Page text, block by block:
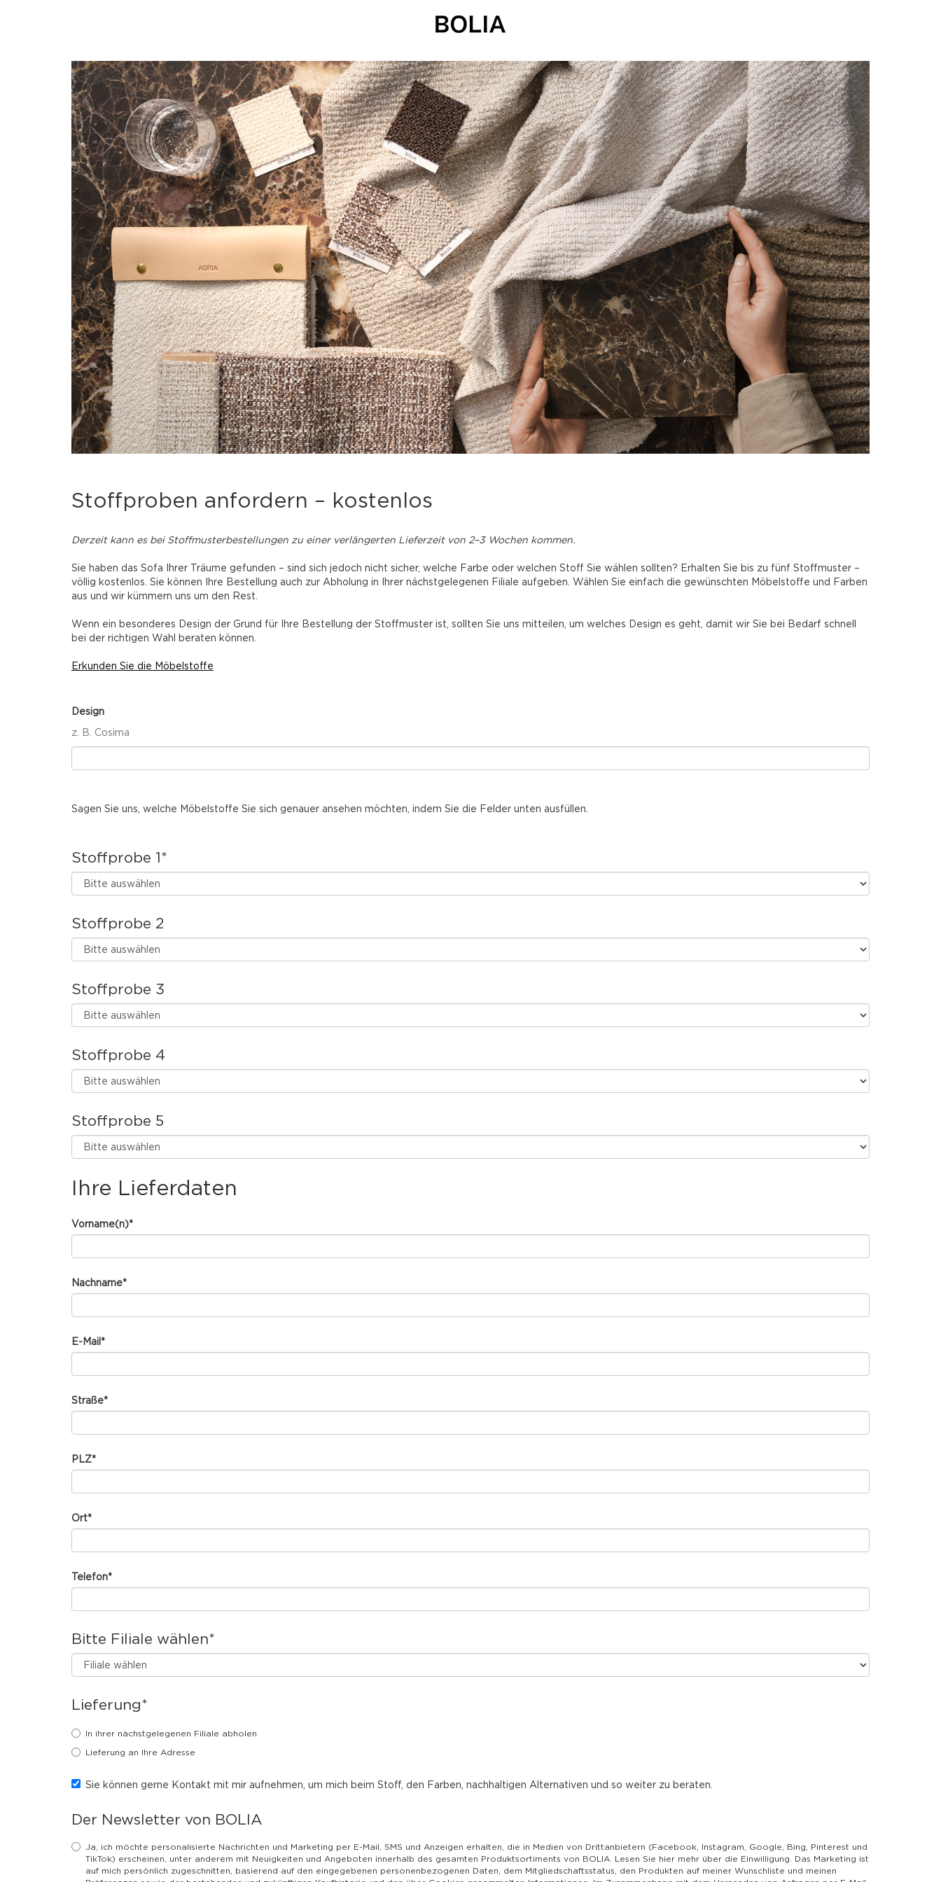
Stoffproben anfordern – kostenlos
Derzeit kann es bei Stoffmusterbestellungen zu einer verlängerten Lieferzeit von 2–3 Wochen kommen.
Sie haben das Sofa Ihrer Träume gefunden – sind sich jedoch nicht sicher, welche Farbe oder welchen Stoff Sie wählen sollten? Erhalten Sie bis zu fünf Stoffmuster –
völlig kostenlos. Sie können Ihre Bestellung auch zur Abholung in Ihrer nächstgelegenen Filiale aufgeben. Wählen Sie einfach die gewünschten Möbelstoffe und Farben
aus und wir kümmern uns um den Rest.
Wenn ein besonderes Design der Grund für Ihre Bestellung der Stoffmuster ist, sollten Sie uns mitteilen, um welches Design es geht, damit wir Sie bei Bedarf schnell
bei der richtigen Wahl beraten können.
Erkunden Sie die Möbelstoffe
Design
z. B. Cosima
Sagen Sie uns, welche Möbelstoffe Sie sich genauer ansehen möchten, indem Sie die Felder unten ausfüllen.
Stoffprobe 1*
Stoffprobe 2
Stoffprobe 3
Stoffprobe 4
Stoffprobe 5
Ihre Lieferdaten
Vorname(n)*
Nachname*
E-Mail *
Straße*
PLZ*
Ort*
Telefon*
Bitte Filiale wählen*
Lieferung*
In ihrer nächstgelegenen Filiale abholen
Lieferung an Ihre Adresse
Sie können gerne Kontakt mit mir aufnehmen, um mich beim Stoff, den Farben, nachhaltigen Alternativen und so weiter zu beraten.
Der Newsletter von BOLIA
Ja, ich möchte personalisierte Nachrichten und Marketing per E-Mail, SMS und Anzeigen erhalten, die in Medien von Drittanbietern (Facebook, Instagram, Google, Bing, Pinterest und
TikTok) erscheinen, unter anderem mit Neuigkeiten und Angeboten innerhalb des gesamten Produktsortiments von BOLIA. Lesen Sie hier mehr über die Einwilligung. Das Marketing ist
auf mich persönlich zugeschnitten, basierend auf den eingegebenen personenbezogenen Daten, dem Mitgliedschaftsstatus, den Produkten auf meiner Wunschliste und meinen